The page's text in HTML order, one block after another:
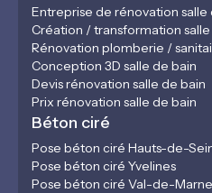
Entreprise de rénovation salle
Création / transformation
Rénovation plomberie /
Conception 3D salle de bain
Devis rénovation salle de bain
Prix rénovation salle de bain
Béton ciré
Pose béton ciré Hauts-de-
Pose béton ciré Yvelines
Pose béton ciré Val-de-Marne